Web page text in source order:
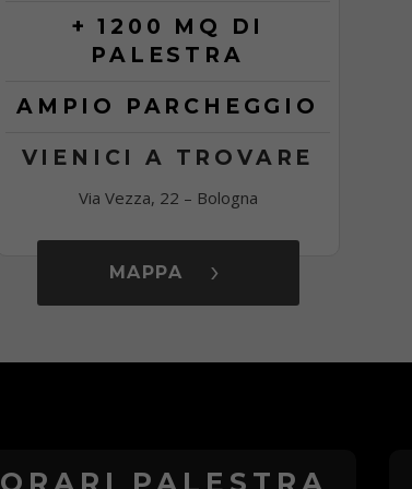
+ 1200 MQ DI
PALESTRA
AMPIO PARCHEGGIO
VIENICI A TROVARE
Via Vezza, 22 – Bologna
MAPPA